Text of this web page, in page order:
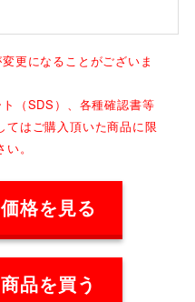
更になることがございま
（SDS）、各種確認書等
てはご購入頂いた商品に限
。
格を見る
品を買う